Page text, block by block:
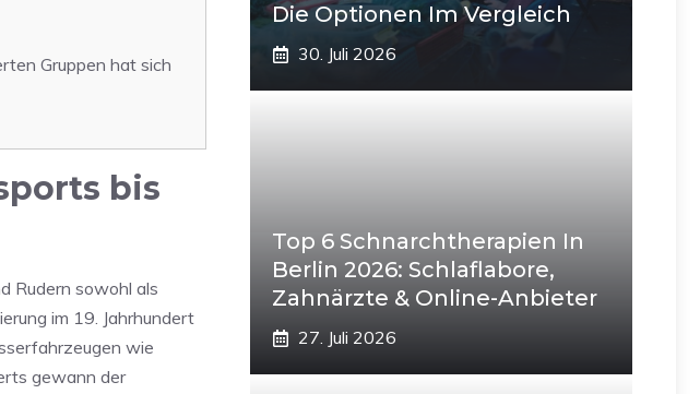
Gruppen hat sich
bis
Rudern sowohl als
im 19. Jahrhundert
wie
gewann der
Die Optionen Im Vergleich
30. Juli 2026
Top 6 Schnarchtherapien In
Berlin 2026: Schlaflabore,
Zahnärzte & Online-Anbieter
27. Juli 2026